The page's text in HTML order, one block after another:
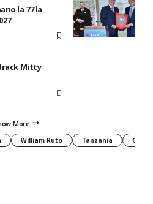
la 77 la
Mitty
More
William Ruto Tanzania CAF